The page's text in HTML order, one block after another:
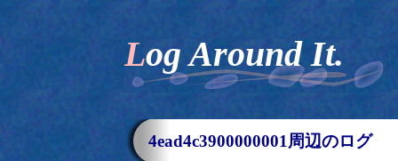
Log Around It.
4ead4c3900000001周辺のログ